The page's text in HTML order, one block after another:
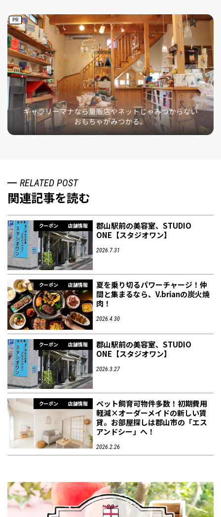
PR
RELATED POST
関連記事を読む
クーポン 店舗情報
郡山駅前の美容室、STUDIO
ONE【スタジオワン】
2026.7.31
クーポン 店舗情報
夏を乗り切るパワーチャージ！仲
間と集まるなら、V.brianの炭火焼
肉！
2026.4.30
クーポン 店舗情報
郡山駅前の美容室、STUDIO
ONE【スタジオワン】
2026.3.27
クーポン 店舗情報
ペット飼育可物件多数！初期費用
軽減×オーダーメイドの新しい賃
貸。お部屋探しは郡山市の「エス
アンドシー」へ！
2026.2.26